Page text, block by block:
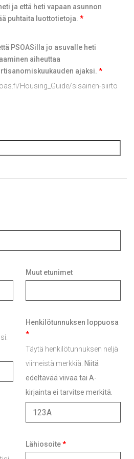
ja että heti vapaan asunnon
puhtaita luottotietoja. *
PSOASilla jo asuvalle heti
aiheuttaa
ajaksi. *
Housing_Guide/sisainen-siirto
Muut etunimet
Henkilötunnuksen loppuosa
*
Täytä henkilötunnuksen neljä
viimeistä merkkiä. Niitä
edeltävää viivaa tai A-
kirjainta ei tarvitse merkitä.
Lähiosoite*